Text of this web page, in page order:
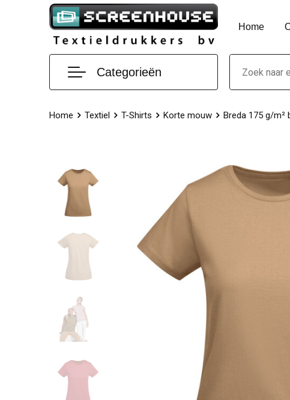
Home
Categorieën
Home Textiel T-Shirts Korte mouw Breda 175 g/m²